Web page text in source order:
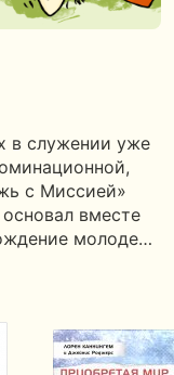
в служении уже
с Миссией»
вместе
молоде…